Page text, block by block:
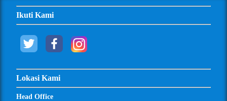
Ikuti Kami
Lokasi Kami
Head Office